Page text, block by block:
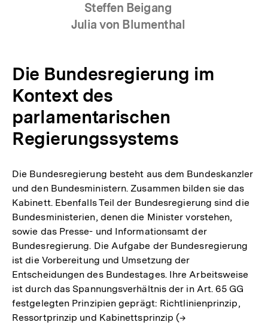
Steffen Beigang
Julia von Blumenthal
Die Bundesregierung im
Kontext des
parlamentarischen
Regierungssystems
Die Bundesregierung besteht aus dem Bundeskanzler
und den Bundesministern. Zusammen bilden sie das
Kabinett. Ebenfalls Teil der Bundesregierung sind die
Bundesministerien, denen die Minister vorstehen,
sowie das Presse- und Informationsamt der
Bundesregierung. Die Aufgabe der Bundesregierung
ist die Vorbereitung und Umsetzung der
Entscheidungen des Bundestages. Ihre Arbeitsweise
ist durch das Spannungsverhältnis der in Art. 65 GG
festgelegten Prinzipien geprägt: Richtlinienprinzip,
Ressortprinzip und Kabinettsprinzip (→